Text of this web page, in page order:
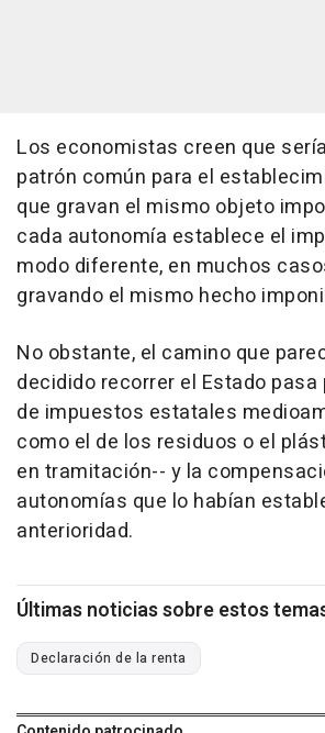
Los economistas creen que
patrón común para el
que gravan el mismo objeto
cada autonomía establece el
modo diferente, en muchos
gravando el mismo hecho
No obstante, el camino que
decidido recorrer el Estado
de impuestos estatales
como el de los residuos o el
en tramitación-- y la
autonomías que lo habían
anterioridad.
Últimas noticias sobre estos
Declaración de la renta